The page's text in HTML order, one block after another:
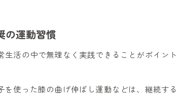
藤岡市内で通いやす
疲れや違和感に寄り添う
の運動習慣
生活の中で無理なく実践できることがポイ
使った膝の曲げ伸ばし運動などは、継続す